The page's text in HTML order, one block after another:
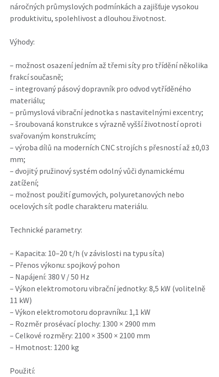
náročných průmyslových podmínkách a zajišťuje vysokou
produktivitu, spolehlivost a dlouhou životnost.
Výhody:
– možnost osazení jedním až třemi síty pro třídění několika
frakcí současně;
– integrovaný pásový dopravník pro odvod vytříděného
materiálu;
– průmyslová vibrační jednotka s nastavitelnými excentry;
– šroubovaná konstrukce s výrazně vyšší životností oproti
svařovaným konstrukcím;
– výroba dílů na moderních CNC strojích s přesností až ±0,03
mm;
– dvojitý pružinový systém odolný vůči dynamickému
zatížení;
– možnost použití gumových, polyuretanových nebo
ocelových sít podle charakteru materiálu.
Technické parametry:
– Kapacita: 10–20 t/h (v závislosti na typu síta)
– Přenos výkonu: spojkový pohon
– Napájení: 380 V / 50 Hz
– Výkon elektromotoru vibrační jednotky: 8,5 kW (volitelně
11 kW)
– Výkon elektromotoru dopravníku: 1,1 kW
– Rozměr prosévací plochy: 1300 × 2900 mm
– Celkové rozměry: 2100 × 3500 × 2100 mm
– Hmotnost: 1200 kg
Použití: